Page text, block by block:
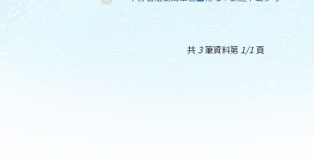
共 3筆資料第 1/1 頁